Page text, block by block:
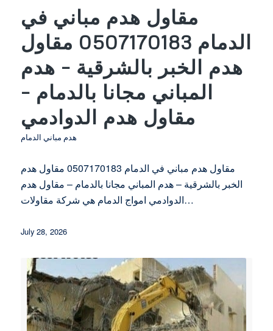
مقاول هدم مباني في
الدمام 0507170183 مقاول
هدم الخبر بالشرقية – هدم
المباني مجانا بالدمام –
مقاول هدم الدوادمي
هدم مباني الدمام
مقاول هدم مباني في الدمام 0507170183 مقاول هدم
الخبر بالشرقية – هدم المباني مجانا بالدمام – مقاول هدم
الدوادمي امواج الدمام هي شركة مقاولات…
July 28, 2026